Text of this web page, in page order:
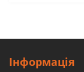
Інформація